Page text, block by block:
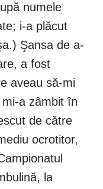
numele
i-a plăcut
Şansa de a-
a fost
aveau să-mi
a zâmbit în
de către
ocrotitor,
la